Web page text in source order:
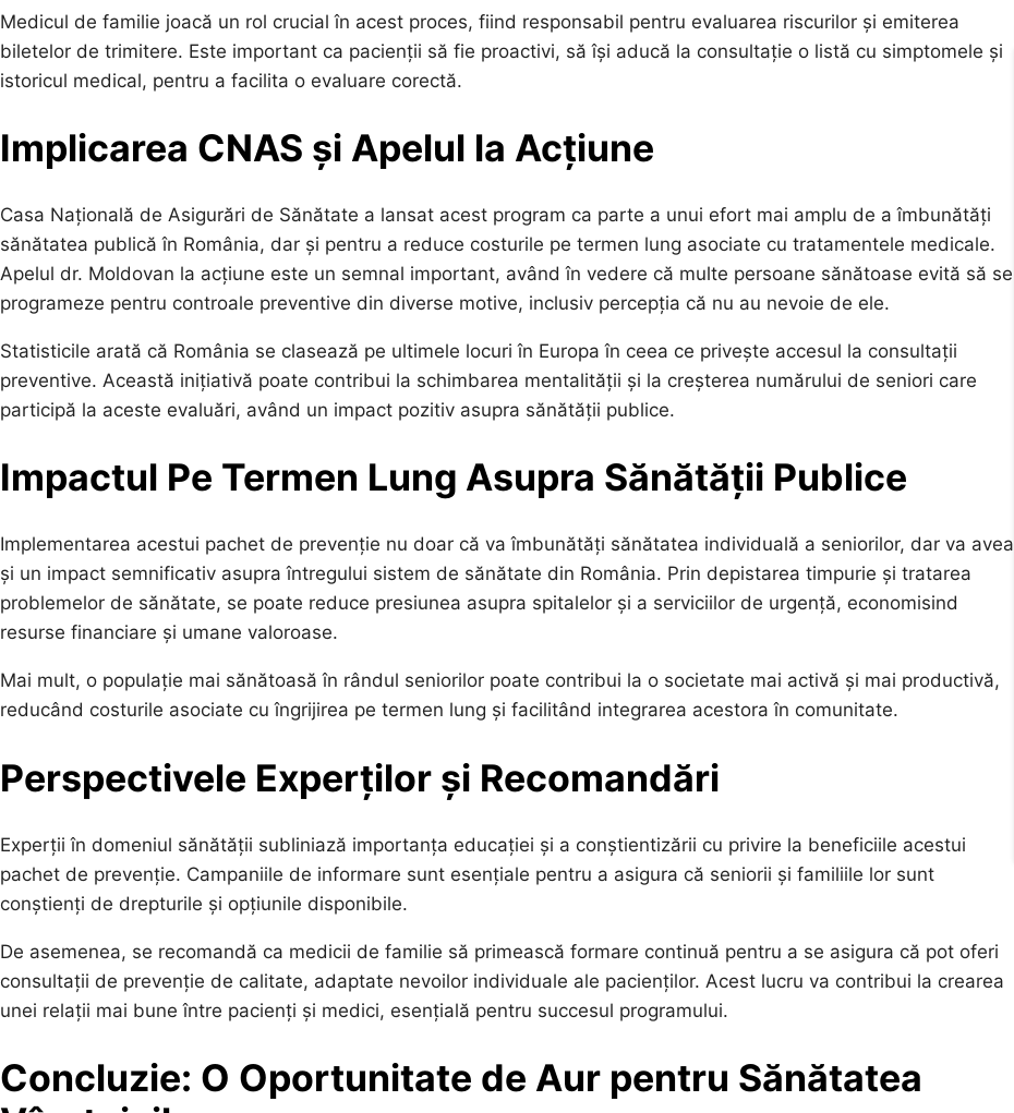
Medicul de familie joacă un rol crucial în acest proces, fiind responsabil pentru evaluarea riscurilor și emiterea
biletelor de trimitere. Este important ca pacienții să fie proactivi, să își aducă la consultație o listă cu simptomele și
istoricul medical, pentru a facilita o evaluare corectă.
Implicarea CNAS și Apelul la Acțiune
Casa Națională de Asigurări de Sănătate a lansat acest program ca parte a unui efort mai amplu de a îmbunătăți
sănătatea publică în România, dar și pentru a reduce costurile pe termen lung asociate cu tratamentele medicale.
Apelul dr. Moldovan la acțiune este un semnal important, având în vedere că multe persoane sănătoase evită să se
programeze pentru controale preventive din diverse motive, inclusiv percepția că nu au nevoie de ele.
Statisticile arată că România se clasează pe ultimele locuri în Europa în ceea ce privește accesul la consultații
preventive. Această inițiativă poate contribui la schimbarea mentalității și la creșterea numărului de seniori care
participă la aceste evaluări, având un impact pozitiv asupra sănătății publice.
Impactul Pe Termen Lung Asupra Sănătății Publice
Implementarea acestui pachet de prevenție nu doar că va îmbunătăți sănătatea individuală a seniorilor, dar va avea
și un impact semnificativ asupra întregului sistem de sănătate din România. Prin depistarea timpurie și tratarea
problemelor de sănătate, se poate reduce presiunea asupra spitalelor și a serviciilor de urgență, economisind
resurse financiare și umane valoroase.
Mai mult, o populație mai sănătoasă în rândul seniorilor poate contribui la o societate mai activă și mai productivă,
reducând costurile asociate cu îngrijirea pe termen lung și facilitând integrarea acestora în comunitate.
Perspectivele Experților și Recomandări
Experții în domeniul sănătății subliniază importanța educației și a conștientizării cu privire la beneficiile acestui
pachet de prevenție. Campaniile de informare sunt esențiale pentru a asigura că seniorii și familiile lor sunt
conștienți de drepturile și opțiunile disponibile.
De asemenea, se recomandă ca medicii de familie să primească formare continuă pentru a se asigura că pot oferi
consultații de prevenție de calitate, adaptate nevoilor individuale ale pacienților. Acest lucru va contribui la crearea
unei relații mai bune între pacienți și medici, esențială pentru succesul programului.
Concluzie: O Oportunitate de Aur pentru Sănătatea